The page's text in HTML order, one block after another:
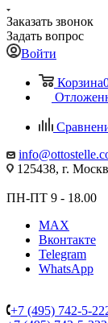
Заказать звонок
Задать вопрос
Войти
Корзина
125438, г.
ПН-ПТ 9 - 18.00
MAX
Вконтакте
Telegram
WhatsApp
+7 (495) 742-5-